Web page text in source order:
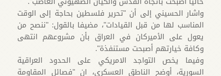
واشار الحسيني إلى أن "تحرير فلسطين بحاجة إلى الوقت
المناسب لها من قبل القيادات"، مضيفا بالقول: "ننصح من
يعول على الأميركان في العراق بأن مشروعهم انتهى
وكافة خيارتهم أصبحت مستنفذة".
وفيما يخص التواجد الامريكي على الحدود العراقية
السورية، أوضح الناطق العسكري، ان "فصائل المقاومة